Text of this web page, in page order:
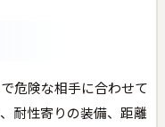
危険な相手に合わせて
耐性寄りの装備、距離